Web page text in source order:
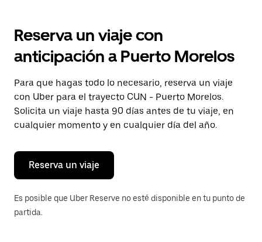
el
y
selecciona
una
fecha.
Presiona
la
tecla Esc
para
el
calendario.
Reserva un viaje con
anticipación a Puerto Morelos
Para que hagas todo lo necesario, reserva un viaje
con Uber para el trayecto CUN - Puerto Morelos.
Solicita un viaje hasta 90 días antes de tu viaje, en
cualquier momento y en cualquier día del año.
Reserva un viaje
Es posible que Uber Reserve no esté disponible en tu punto de
partida.